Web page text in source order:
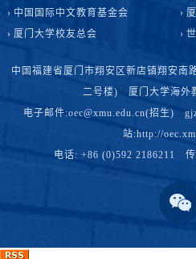
中国国际中文教育基金会
厦门大学校友总会
中国福建省厦门市翔安区新店镇翔安南
二号楼) 厦门大学海外
电子邮件:oec@xmu.edu.cn(招生)
站:http://
电话: +86 (0)592 2186211